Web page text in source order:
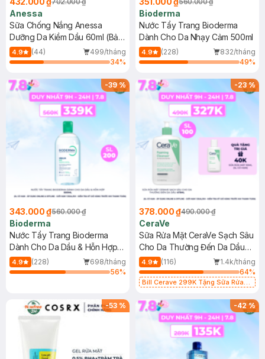
Anessa
Sữa Chống Nắng Anessa
Dưỡng Da Kiềm Dầu 60ml (Bản
Mới)
4.9 (44)
499/tháng
34%
Bioderma
Nước Tẩy Trang Bioderma
Dành Cho Da Nhạy Cảm 500ml
4.9 (228)
832/tháng
49%
-39%
343.000 ₫560.000 ₫
Bioderma
Nước Tẩy Trang Bioderma
Dành Cho Da Dầu & Hỗn Hợp
500ml
4.9 (228)
698/tháng
56%
-23%
378.000 ₫490.000 ₫
CeraVe
Sữa Rửa Mặt CeraVe Sạch Sâu
Cho Da Thường Đến Da Dầu
473ml
4.9 (116)
1.4k/tháng
64%
Bill Cerave 299K Tặng Sữa Rửa
-53 % -42%